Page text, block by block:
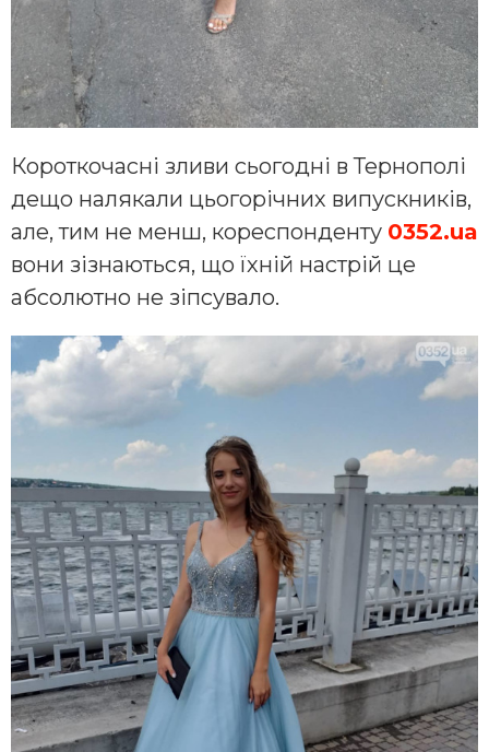
Короткочасні зливи сьогодні в Тернополі
дещо налякали цьогорічних випускників,
але, тим не менш, кореспонденту 0352.ua
вони зізнаються, що їхній настрій це
абсолютно не зіпсувало.